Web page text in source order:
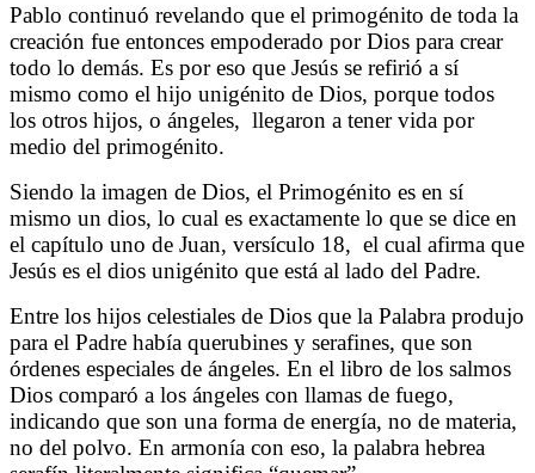
Pablo continuó revelando que el primogénito de toda la
creación fue entonces empoderado por Dios para crear
todo lo demás. Es por eso que Jesús se refirió a sí
mismo como el hijo unigénito de Dios, porque todos
los otros hijos, o ángeles, llegaron a tener vida por
medio del primogénito.
Siendo la imagen de Dios, el Primogénito es en sí
mismo un dios, lo cual es exactamente lo que se dice en
el capítulo uno de Juan, versículo 18, el cual afirma que
Jesús es el dios unigénito que está al lado del Padre.
Entre los hijos celestiales de Dios que la Palabra produjo
para el Padre había querubines y serafines, que son
órdenes especiales de ángeles. En el libro de los salmos
Dios comparó a los ángeles con llamas de fuego,
indicando que son una forma de energía, no de materia,
no del polvo. En armonía con eso, la palabra hebrea